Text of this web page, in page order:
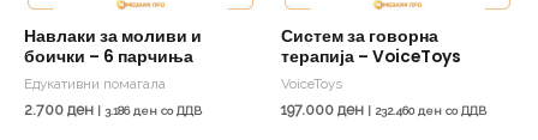
Навлаки за моливи и
боички – 6 парчиња
Едукативни помагала
2.700 ден 3.186ден со ДДВ
Систем за говорна
терапија – VoiceToys
VoiceToys
197.000 ден 232.460ден со ДДВ